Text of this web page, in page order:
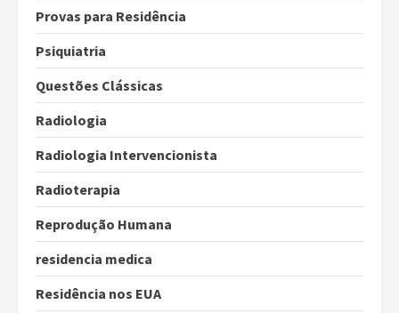
Provas para Residência
Psiquiatria
Questões Clássicas
Radiologia
Radiologia Intervencionista
Radioterapia
Reprodução Humana
residencia medica
Residência nos EUA